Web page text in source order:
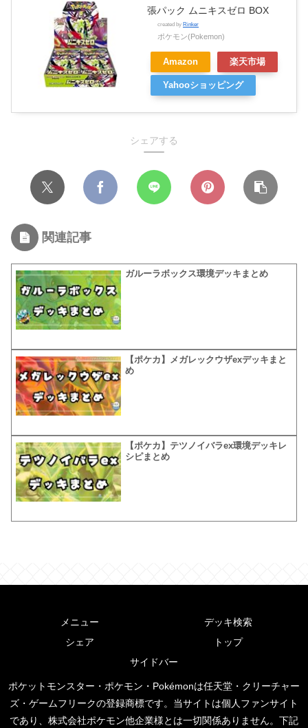
張パック ムニキスゼロ BOX
created by Rinker
ポケモン(Pokemon)
Amazon 楽天市場
Yahooショッピング
シェアする
関連記事
ガルーラボックス環境デッキまとめ
【ポケカ】メガレックウザexデッキまと
め
【ポケカ】テツノイバラex環境デッキレ
シピまとめ
メニュー
デッキ検索
シェア
トップ
サイドバー
ポケットモンスター・ポケモン・Pokémonは任天堂・クリーチャー
ズ・ゲームフリークの登録商標です。当サイトは個人ファンサイト
であり、株式会社ポケモン他企業様とは一切関係ありません。下記